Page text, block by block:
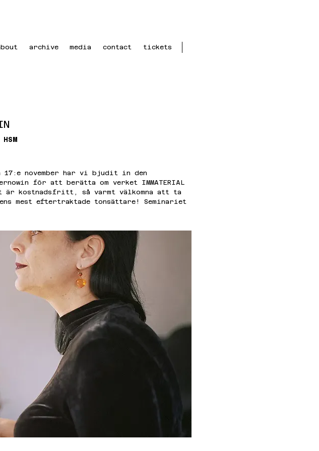
archive media contact tickets
17:e november har vi bjudit in den
för att berätta om verket IMMATERIAL
är kostnadsfritt, så varmt välkomna att ta
mest eftertraktade tonsättare! Seminariet